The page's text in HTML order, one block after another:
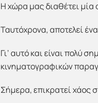
Η χώρα μας διαθέτει μία
Ταυτόχρονα, αποτελεί
Γι’ αυτό και είναι πολύ
κινηματογραφικών
Σήμερα, επικρατεί χάος